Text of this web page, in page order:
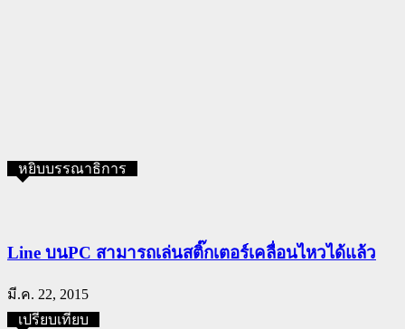
หยิบบรรณาธิการ
Line บนPC สามารถเล่นสติ๊กเตอร์เคลื่อนไหวได้แล้ว
มี.ค. 22, 2015
เปรียบเทียบ